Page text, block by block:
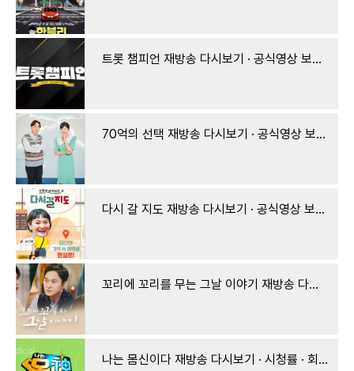
트롯 챔피언 재방송 다시보기 · 공식영상 보러가기 회차정보 방송시간 시청률 출연진 · 1회 2회
70억의 선택 재방송 다시보기 · 공식영상 보러가기 회차정보 방송시간 시청률 출연진 · 1회 2회 3
다시 갈 지도 재방송 다시보기 · 공식영상 보러가기 회차정보 방송시간 시청률 출연진 · 26회 27
꼬리에 꼬리를 무는 그날 이야기 재방송 다시보기 · 시청률 회차정보 방송시간 공식영상 출연진
나는 몸신이다 재방송 다시보기 · 시청률 · 회차정보 · 방송시간 · 공식영상 · 출연진 #334회 #33